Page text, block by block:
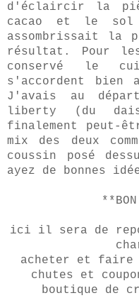
d'éclaircir la
cacao et le
assombrissait la
résultat. Pour
conservé le
s'accordent bien
J'avais au
liberty (du
finalement peut-
mix des deux
coussin posé
ayez de bonnes
ici il sera de
acheter et faire
chutes et
boutique de